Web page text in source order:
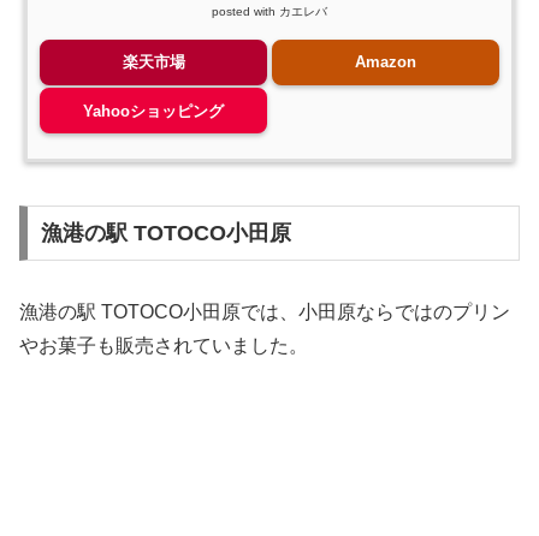
posted with カエレバ
楽天市場 Amazon
Yahooショッピング
漁港の駅 TOTOCO小田原
漁港の駅 TOTOCO小田原では、小田原ならではのプリン
やお菓子も販売されていました。